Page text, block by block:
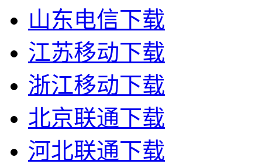
山东电信下载
江苏移动下载
浙江移动下载
北京联通下载
河北联通下载